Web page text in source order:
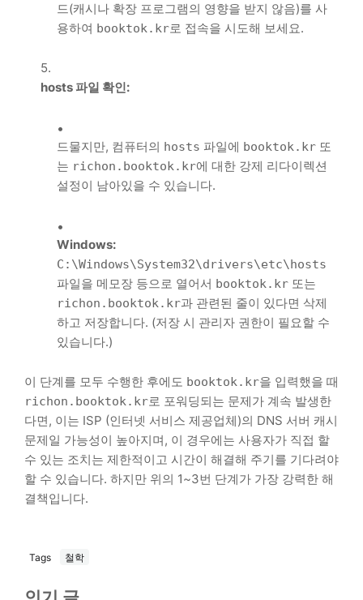
드(캐시나 확장 프로그램의 영향을 받지 않음)를 사
용하여 booktok.kr로 접속을 시도해 보세요.
hosts 파일 확인:
드물지만, 컴퓨터의 hosts 파일에 booktok.kr 또
는 richon.booktok.kr에 대한 강제 리다이렉션
설정이 남아있을 수 있습니다.
Windows:
C:\Windows\System32\drivers\etc\hosts
파일을 메모장 등으로 열어서 booktok.kr 또는
richon.booktok.kr과 관련된 줄이 있다면 삭제
하고 저장합니다. (저장 시 관리자 권한이 필요할 수
있습니다.)
이 단계를 모두 수행한 후에도 booktok.kr을 입력했을 때
richon.booktok.kr로 포워딩되는 문제가 계속 발생한
다면, 이는 ISP (인터넷 서비스 제공업체)의 DNS 서버 캐시
문제일 가능성이 높아지며, 이 경우에는 사용자가 직접 할
수 있는 조치는 제한적이고 시간이 해결해 주기를 기다려야
할 수 있습니다. 하지만 위의 1~3번 단계가 가장 강력한 해
결책입니다.
Tags 철학